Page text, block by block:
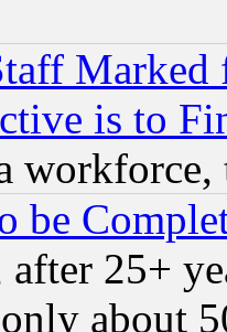
is to
be
after 25+
about